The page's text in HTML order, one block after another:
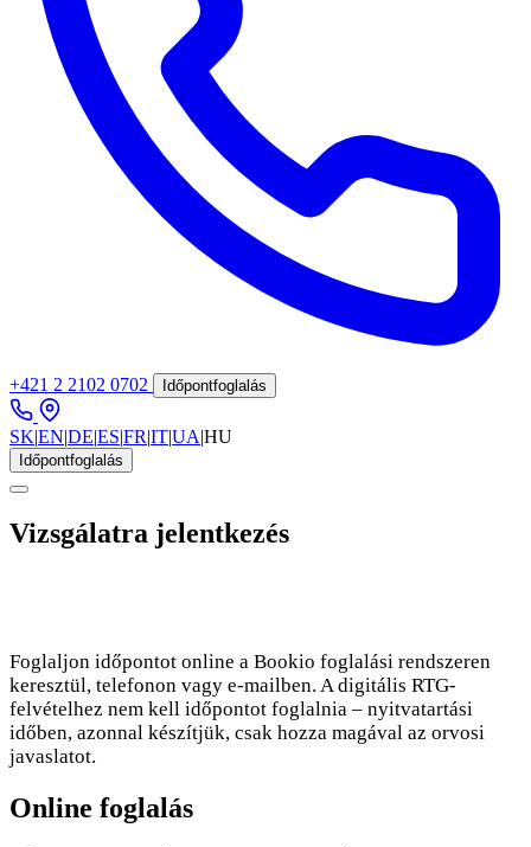
+421 2 2102 0702 Időpontfoglalás
SK|EN|DE|ES|FR|IT|UA|HU
Időpontfoglalás
Vizsgálatra jelentkezés
Foglaljon időpontot online a Bookio foglalási rendszeren
keresztül, telefonon vagy e-mailben. A digitális RTG-
felvételhez nem kell időpontot foglalnia – nyitvatartási
időben, azonnal készítjük, csak hozza magával az orvosi
javaslatot.
Online foglalás